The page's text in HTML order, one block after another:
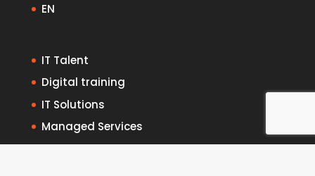
EN
IT Talent
Digital training
IT Solutions
Managed Services